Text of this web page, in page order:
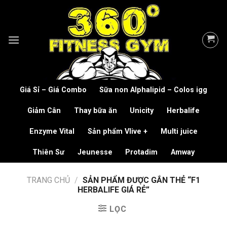
Giá Sỉ – Giá Combo Sữa non Alphalipid – Colos igg
Giảm Cân Thay bữa ăn Unicity Herbalife
Enzyme Vital Sản phẩm Vlive + Multi juice
Thiên Sư Jeunesse Protadim Amway
TRANG CHỦ / SẢN PHẨM ĐƯỢC GẮN THẺ “F1
HERBALIFE GIÁ RẺ”
LỌC